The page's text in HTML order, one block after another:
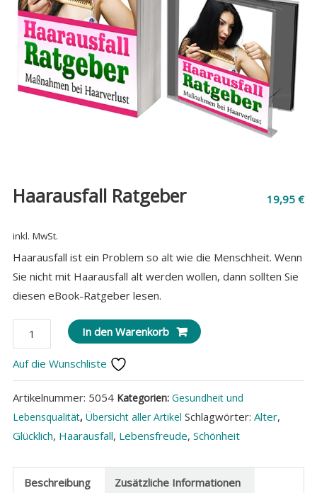
Haarausfall Ratgeber 19,95€
inkl. MwSt.
Haarausfall ist ein Problem so alt wie die Menschheit. Wenn
Sie nicht mit Haarausfall alt werden wollen, dann sollten Sie
diesen eBook-Ratgeber lesen.
Haarausfall
Ratgeber
Menge
In den Warenkorb
Auf die Wunschliste
Artikelnummer: 5054 Kategorien: Gesundheit und
Lebensqualität, Übersicht aller Artikel Schlagwörter: Alter,
Glücklich, Haarausfall, Lebensfreude, Schönheit
Beschreibung Zusätzliche Informationen